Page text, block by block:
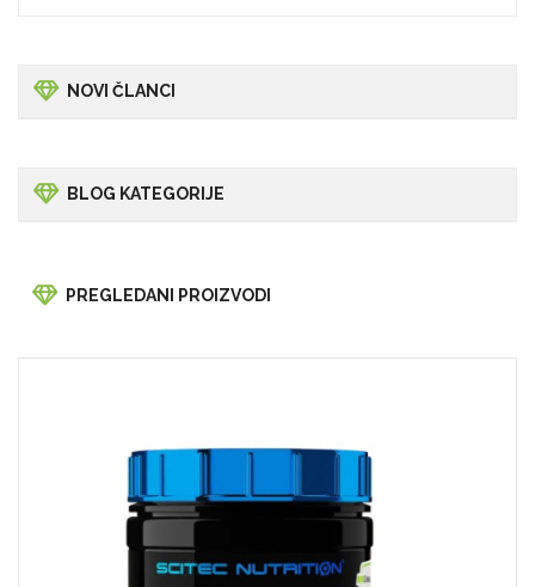
NOVI ČLANCI
BLOG KATEGORIJE
PREGLEDANI PROIZVODI